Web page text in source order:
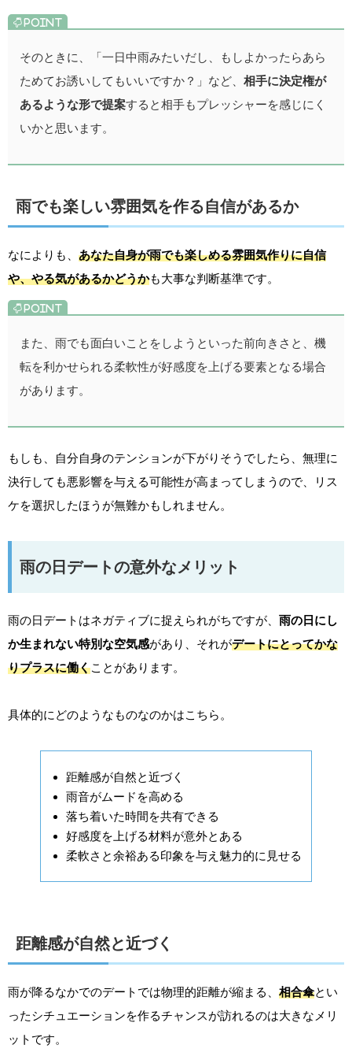
そのときに、「一日中雨みたいだし、もしよかったらあら
ためてお誘いしてもいいですか？」など、 相手に決定権が
あるような形で提案すると相手もプレッシャーを感じにく
いかと思います。
雨でも楽しい雰囲気を作る自信があるか
なによりも、 あなた自身が雨でも楽しめる雰囲気作りに自信
や、やる気があるかどうかも大事な判断基準です。
また、雨でも面白いことをしようといった前向きさと、機
転を利かせられる柔軟性が好感度を上げる要素となる場合
があります。
もしも、自分自身のテンションが下がりそうでしたら、無理に
決行しても悪影響を与える可能性が高まってしまうので、リス
ケを選択したほうが無難かもしれません。
雨の日デートの意外なメリット
雨の日デートはネガティブに捉えられがちですが、 雨の日にし
か生まれない特別な空気感があり、それがデートにとってかな
りプラスに働くことがあります。
具体的にどのようなものなのかはこちら。
距離感が自然と近づく
雨音がムードを高める
落ち着いた時間を共有できる
好感度を上げる材料が意外とある
柔軟さと余裕ある印象を与え魅力的に見せる
距離感が自然と近づく
雨が降るなかでのデートでは物理的距離が縮まる、 相合傘とい
ったシチュエーションを作るチャンスが訪れるのは大きなメリ
ットです。